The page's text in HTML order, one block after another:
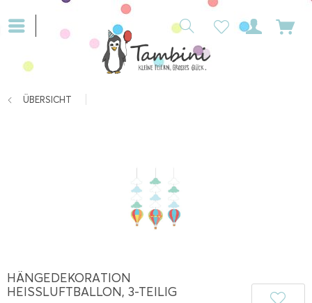
ÜBERSICHT
HÄNGEDEKORATION
HEISSLUFTBALLON, 3-TEILIG